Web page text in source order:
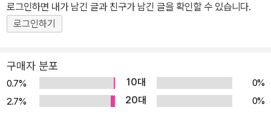
로그인하면 내가 남긴 글과 친구가 남긴 글을 확인할 수 있습니다.
로그인하기
구매자 분포
0.7% 10대
0%
2.7%
20대
0%